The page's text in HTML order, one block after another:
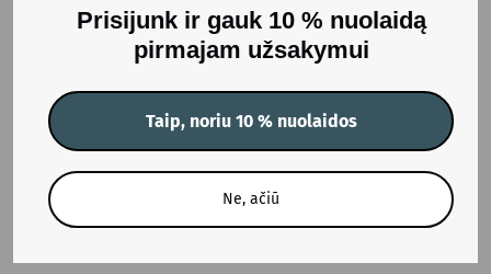
Gamybos terminas: 5-7 darbo dienos.
SVARBU: Atkreipkite dėmesį, kad spalvos gali šiek
tiek skirtis nuo to, ką matote ekrane.
ATSILIEPIMAI
Prisijunk ir gauk 10 % nuolaidą
pirmajam užsakymui
Taip, noriu 10 % nuolaidos
Ne, ačiū